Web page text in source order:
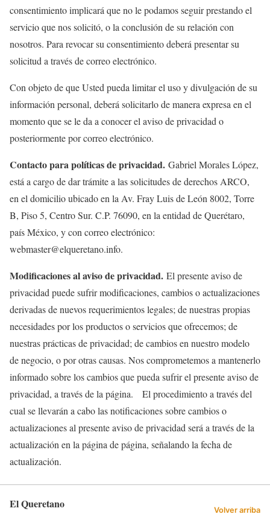
consentimiento implicará que no le podamos seguir prestando el
servicio que nos solicitó, o la conclusión de su relación con
nosotros. Para revocar su consentimiento deberá presentar su
solicitud a través de correo electrónico.
Con objeto de que Usted pueda limitar el uso y divulgación de su
información personal, deberá solicitarlo de manera expresa en el
momento que se le da a conocer el aviso de privacidad o
posteriormente por correo electrónico.
Contacto para políticas de privacidad. Gabriel Morales López,
está a cargo de dar trámite a las solicitudes de derechos ARCO,
en el domicilio ubicado en la Av. Fray Luis de León 8002, Torre
B, Piso 5, Centro Sur. C.P. 76090, en la entidad de Querétaro,
país México, y con correo electrónico:
webmaster@elqueretano.info.
Modificaciones al aviso de privacidad. El presente aviso de
privacidad puede sufrir modificaciones, cambios o actualizaciones
derivadas de nuevos requerimientos legales; de nuestras propias
necesidades por los productos o servicios que ofrecemos; de
nuestras prácticas de privacidad; de cambios en nuestro modelo
de negocio, o por otras causas. Nos comprometemos a mantenerlo
informado sobre los cambios que pueda sufrir el presente aviso de
privacidad, a través de la página. El procedimiento a través del
cual se llevarán a cabo las notificaciones sobre cambios o
actualizaciones al presente aviso de privacidad será a través de la
actualización en la página de página, señalando la fecha de
actualización.
El Queretano Volver arriba